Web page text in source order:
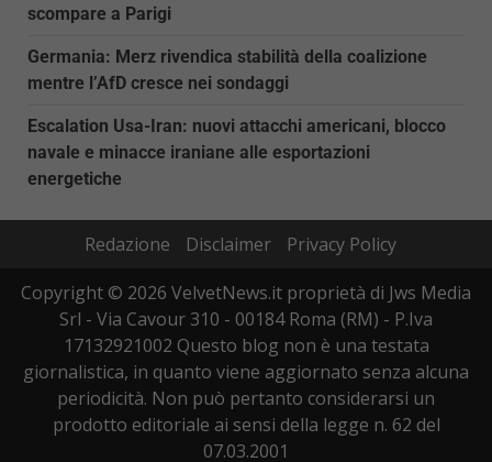
scompare a Parigi
Germania: Merz rivendica stabilità della coalizione
mentre l’AfD cresce nei sondaggi
Escalation Usa-Iran: nuovi attacchi americani, blocco
navale e minacce iraniane alle esportazioni
energetiche
Redazione Disclaimer
Privacy Policy
Copyright © 2026 VelvetNews.it proprietà di Jws Media
Srl - Via Cavour 310 - 00184 Roma (RM) - P.Iva
17132921002 Questo blog non è una testata
giornalistica, in quanto viene aggiornato senza alcuna
periodicità. Non può pertanto considerarsi un
prodotto editoriale ai sensi della legge n. 62 del
07.03.2001